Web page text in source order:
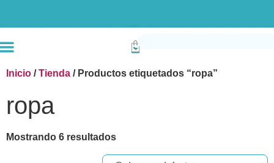
Inicio /Tienda / Productos etiquetados “ropa”
ropa
Mostrando 6 resultados